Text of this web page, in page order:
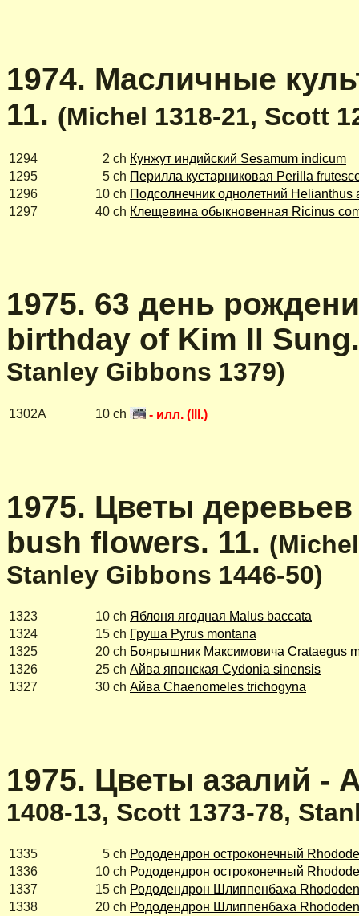
1974. Масличные
11. (Michel 1318-21, Scott
1294 2 ch Кунжут индийский Sesamum indicum
1295
5 ch Перилла кустарниковая Perilla
1296
10 ch Подсолнечник однолетний Helianthus
1297
40 ch Клещевина обыкновенная Ricinus
1975. 63 день
birthday of Kim Il
Stanley Gibbons 1379)
1302A 10 ch - илл. (Ill.)
1975. Цветы
bush flowers. 11.
Stanley Gibbons 1446-50)
1323 10 ch Яблоня ягодная Malus baccata
1324
15 ch Груша Pyrus montana
1325
20 ch Боярышник Максимовича Crataegus
1326
25 ch Айва японская Cydonia sinensis
1327
30 ch Айва Chaenomeles trichogyna
1975. Цветы азалий -
1408-13, Scott 1373-78,
1335 5 ch Рододендрон остроконечный
1336
10 ch Рододендрон остроконечный
1337
15 ch Рододендрон Шлиппенбаха
1338
20 ch Рододендрон Шлиппенбаха